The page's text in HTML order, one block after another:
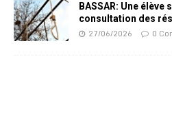
BASSAR: Une élève
consultation des
27/06/2026 0